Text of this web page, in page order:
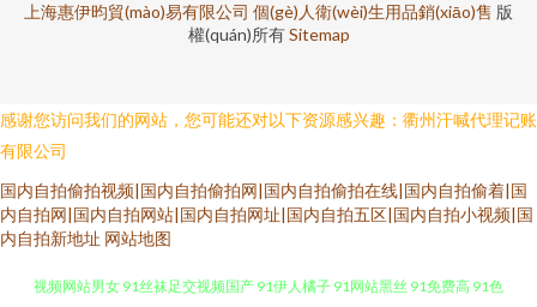
上海惠伊昀貿(mào)易有限公司 個(gè)人衛(wèi)生用品銷(xiāo)售 版
權(quán)所有Sitemap
感谢您访问我们的网站，您可能还对以下资源感兴趣：衢州汗喊代理记账
有限公司
国内自拍偷拍视频|国内自拍偷拍网|国内自拍偷拍在线|国内自拍偷着|国
内自拍网|国内自拍网站|国内自拍网址|国内自拍五区|国内自拍小视频|国
内自拍新地址 网站地图